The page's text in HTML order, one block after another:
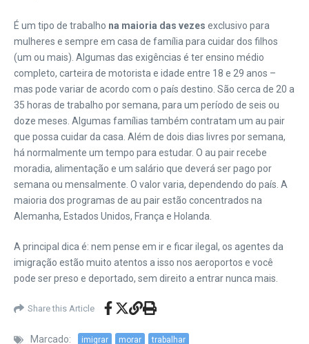
É um tipo de trabalho na maioria das vezes exclusivo para
mulheres e sempre em casa de família para cuidar dos filhos
(um ou mais). Algumas das exigências é ter ensino médio
completo, carteira de motorista e idade entre 18 e 29 anos –
mas pode variar de acordo com o país destino. São cerca de 20 a
35 horas de trabalho por semana, para um período de seis ou
doze meses. Algumas famílias também contratam um au pair
que possa cuidar da casa. Além de dois dias livres por semana,
há normalmente um tempo para estudar. O au pair recebe
moradia, alimentação e um salário que deverá ser pago por
semana ou mensalmente. O valor varia, dependendo do país. A
maioria dos programas de au pair estão concentrados na
Alemanha, Estados Unidos, França e Holanda.
A principal dica é: nem pense em ir e ficar ilegal, os agentes da
imigração estão muito atentos a isso nos aeroportos e você
pode ser preso e deportado, sem direito a entrar nunca mais.
Share this Article
Marcado: imigrar morar trabalhar